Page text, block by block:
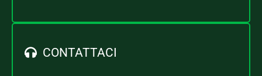
CONTATTACI